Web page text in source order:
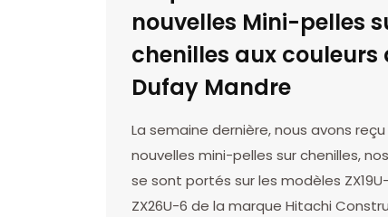
nouvelles Mini-pelles
chenilles aux couleurs
Dufay Mandre
La semaine dernière, nous avons
nouvelles mini-pelles sur chenilles,
se sont portés sur les modèles
ZX26U-6 de la marque Hitachi